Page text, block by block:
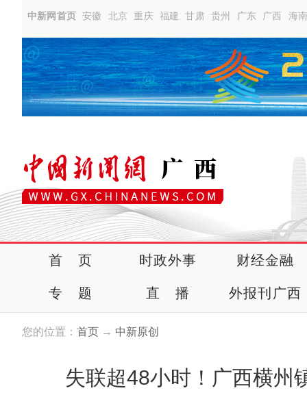
中新网首页 安徽 北京 重庆 福建 甘肃 贵州 广东 广西 海
首 页 时政外事 财经金融
专 题 直 播 外报刊广西
您的位置： 首页 → 中新原创
失联超48小时！广西横州